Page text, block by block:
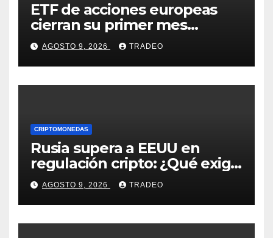
ETF de acciones europeas
cierran su primer mes
positivo desde el inicio de la
guerra en Irán
AGOSTO 9, 2026 TRADEO
CRIPTOMONEDAS
Rusia supera a EEUU en
regulación cripto: ¿Qué exige
la nueva ley?
AGOSTO 9, 2026 TRADEO